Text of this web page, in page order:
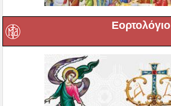
Εορτολόγιο